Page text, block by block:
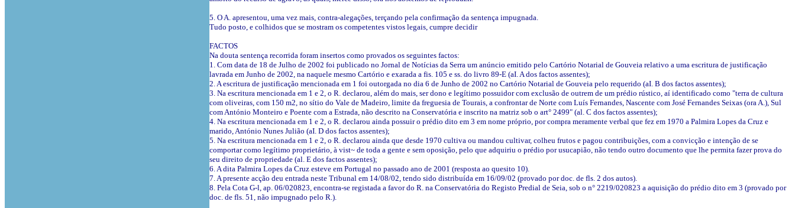
5. O A. apresentou, uma vez mais, contra-alegações, terçando pela confirmação da sentença impugnada.
Tudo posto, e colhidos que se mostram os competentes vistos legais, cumpre decidir
FACTOS
Na douta sentença recorrida foram insertos como provados os seguintes factos:
1. Com data de 18 de Julho de 2002 foi publicado no Jornal de Notícias da Serra um anúncio emitido pelo Cartório Notarial de Gouveia relativo a uma escritura de justificação
lavrada em Junho de 2002, na naquele mesmo Cartório e exarada a fis. 105 e ss. do livro 89-E (aI. A dos factos assentes);
2. A escritura de justificação mencionada em 1 foi outorgada no dia 6 de Junho de 2002 no Cartório Notarial de Gouveia pelo requerido (aI. B dos factos assentes);
3. Na escritura mencionada em 1 e 2, o R. declarou, além do mais, ser dono e legítimo possuidor com exclusão de outrem de um prédio rústico, aí identificado como "terra de cultura
com oliveiras, com 150 m2, no sítio do Vale de Madeiro, limite da freguesia de Tourais, a confrontar de Norte com Luís Fernandes, Nascente com José Fernandes Seixas (ora A.), Sul
com António Monteiro e Poente com a Estrada, não descrito na Conservatória e inscrito na matriz sob o art° 2499" (al. C dos factos assentes);
4. Na escritura mencionada em 1 e 2, o R. declarou ainda possuir o prédio dito em 3 em nome próprio, por compra meramente verbal que fez em 1970 a Palmira Lopes da Cruz e
marido, António Nunes Julião (aI. D dos factos assentes);
5. Na escritura mencionada em 1 e 2, o R. declarou ainda que desde 1970 cultiva ou mandou cultivar, colheu frutos e pagou contribuições, com a convicção e intenção de se
comportar como legítimo proprietário, à vist~ de toda a gente e sem oposição, pelo que adquiriu o prédio por usucapião, não tendo outro documento que lhe permita fazer prova do
seu direito de propriedade (al. E dos factos assentes);
6. A dita Palmira Lopes da Cruz esteve em Portugal no passado ano de 2001 (resposta ao quesito 10).
7. A presente acção deu entrada neste Tribunal em 14/08/02, tendo sido distribuída em 16/09/02 (provado por doc. de fls. 2 dos autos).
8. Pela Cota G-l, ap. 06/020823, encontra-se registada a favor do R. na Conservatória do Registo Predial de Seia, sob o n° 2219/020823 a aquisição do prédio dito em 3 (provado por
doc. de fls. 51, não impugnado pelo R.).